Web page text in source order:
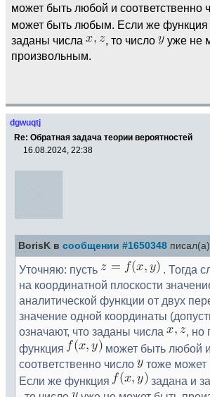
может быть любой и соответственно
может быть любым. Если же функция
заданы числа
, то число
уже не
произвольным.
dgwuqtj
Re: Обратная задача теории вероятностей
16.08.2024, 22:38
BorisK в сообщении #1650348
Уточняю: пусть
. Тогда
на координатной плоскости
аналитической функции от двух
значение одной координаты
означают, что заданы числа
, но
функция
может быть любой и
соответственно число
тоже
Если же функция
задана и